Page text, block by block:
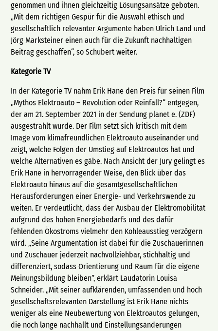
genommen und ihnen gleichzeitig Lösungsansätze geboten.
„Mit dem richtigen Gespür für die Auswahl ethisch und
gesellschaftlich relevanter Argumente haben Ulrich Land und
Jörg Marksteiner einen auch für die Zukunft nachhaltigen
Beitrag geschaffen“, so Schubert weiter.
Kategorie TV
In der Kategorie TV nahm Erik Hane den Preis für seinen Film
„Mythos Elektroauto – Revolution oder Reinfall?“ entgegen,
der am 21. September 2021 in der Sendung planet e. (ZDF)
ausgestrahlt wurde. Der Film setzt sich kritisch mit dem
Image vom klimafreundlichen Elektroauto auseinander und
zeigt, welche Folgen der Umstieg auf Elektroautos hat und
welche Alternativen es gäbe. Nach Ansicht der Jury gelingt es
Erik Hane in hervorragender Weise, den Blick über das
Elektroauto hinaus auf die gesamtgesellschaftlichen
Herausforderungen einer Energie- und Verkehrswende zu
weiten. Er verdeutlicht, dass der Ausbau der Elektromobilität
aufgrund des hohen Energiebedarfs und des dafür
fehlenden Ökostroms vielmehr den Kohleausstieg verzögern
wird. „Seine Argumentation ist dabei für die Zuschauerinnen
und Zuschauer jederzeit nachvollziehbar, stichhaltig und
differenziert, sodass Orientierung und Raum für die eigene
Meinungsbildung bleiben”, erklärt Laudatorin Louisa
Schneider. „Mit seiner aufklärenden, umfassenden und hoch
gesellschaftsrelevanten Darstellung ist Erik Hane nichts
weniger als eine Neubewertung von Elektroautos gelungen,
die noch lange nachhallt und Einstellungsänderungen